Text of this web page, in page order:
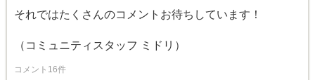
それではたくさんのコメントお待ちしています！
（コミュニティスタッフ ミドリ）
コメント16件